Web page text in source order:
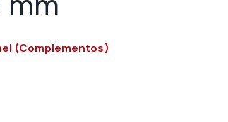
(Complementos)